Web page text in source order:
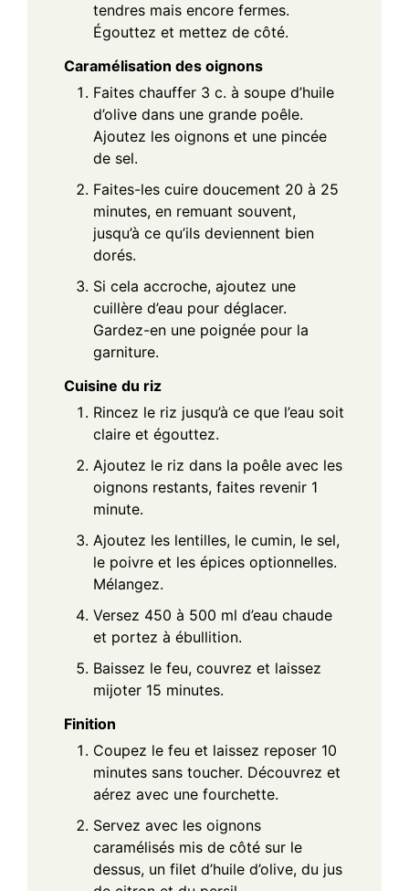
tendres mais encore fermes.
Égouttez et mettez de côté.
Caramélisation des oignons
Faites chauffer 3 c. à soupe d’huile
d’olive dans une grande poêle.
Ajoutez les oignons et une pincée
de sel.
Faites-les cuire doucement 20 à 25
minutes, en remuant souvent,
jusqu’à ce qu’ils deviennent bien
dorés.
Si cela accroche, ajoutez une
cuillère d’eau pour déglacer.
Gardez-en une poignée pour la
garniture.
Cuisine du riz
Rincez le riz jusqu’à ce que l’eau soit
claire et égouttez.
Ajoutez le riz dans la poêle avec les
oignons restants, faites revenir 1
minute.
Ajoutez les lentilles, le cumin, le sel,
le poivre et les épices optionnelles.
Mélangez.
Versez 450 à 500 ml d’eau chaude
et portez à ébullition.
Baissez le feu, couvrez et laissez
mijoter 15 minutes.
Finition
Coupez le feu et laissez reposer 10
minutes sans toucher. Découvrez et
aérez avec une fourchette.
Servez avec les oignons
caramélisés mis de côté sur le
dessus, un filet d’huile d’olive, du jus